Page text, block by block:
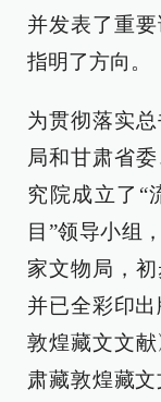
并发表了重
指明了方向。
为贯彻落实
局和甘肃省
究院成立了“
目”领导小组
家文物局，
并已全彩印
敦煌藏文文
肃藏敦煌藏